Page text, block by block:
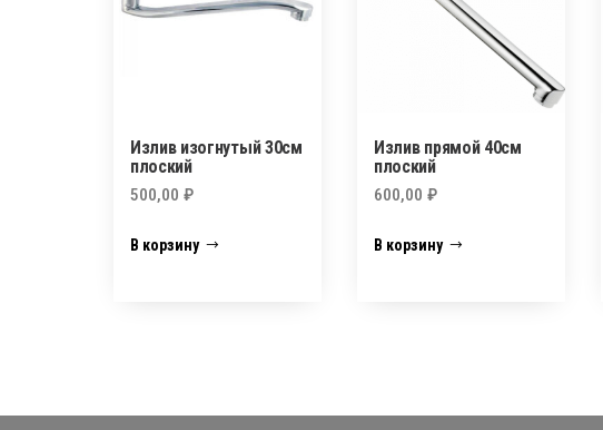
Излив изогнутый 30см
плоский
500,00 ₽
В корзину
Излив прямой 40см
плоский
600,00₽
В корзину